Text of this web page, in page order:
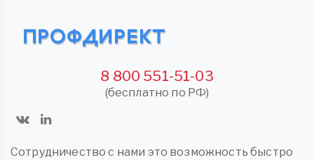
8 800 551-51-03
(бесплатно по РФ)
Сотрудничество с нами это возможность быстро